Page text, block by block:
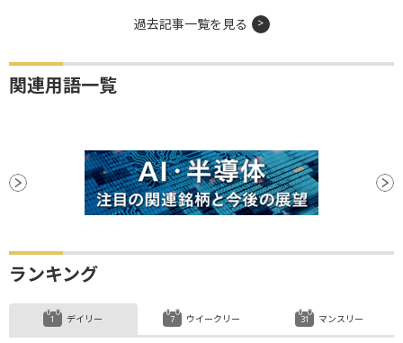
過去記事一覧を見る
関連用語一覧
ランキング
デイリー ウイークリー マンスリー